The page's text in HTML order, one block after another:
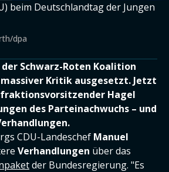
beim Deutschlandtag der Jungen
dpa
Schwarz-Roten Koalition
Kritik ausgesetzt. Jetzt
Hagel
des Parteinachwuchs – und
CDU-Landeschef Manuel
Verhandlungen über das
der Bundesregierung. "Es